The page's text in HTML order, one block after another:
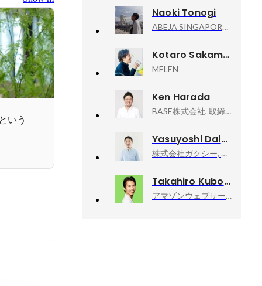
いう
Naoki Tonogi
ABEJA SINGAPORE PTE, Managing Director & CEO
Kotaro Sakamoto
MELEN
Ken Harada
BASE株式会社, 取締役CFO
Yasuyoshi Daikuhara
株式会社ガクシー, 取締役CMO
Takahiro Kubo
アマゾンウェブサービスジャパン合同会社, Developer Relations Machine Learning